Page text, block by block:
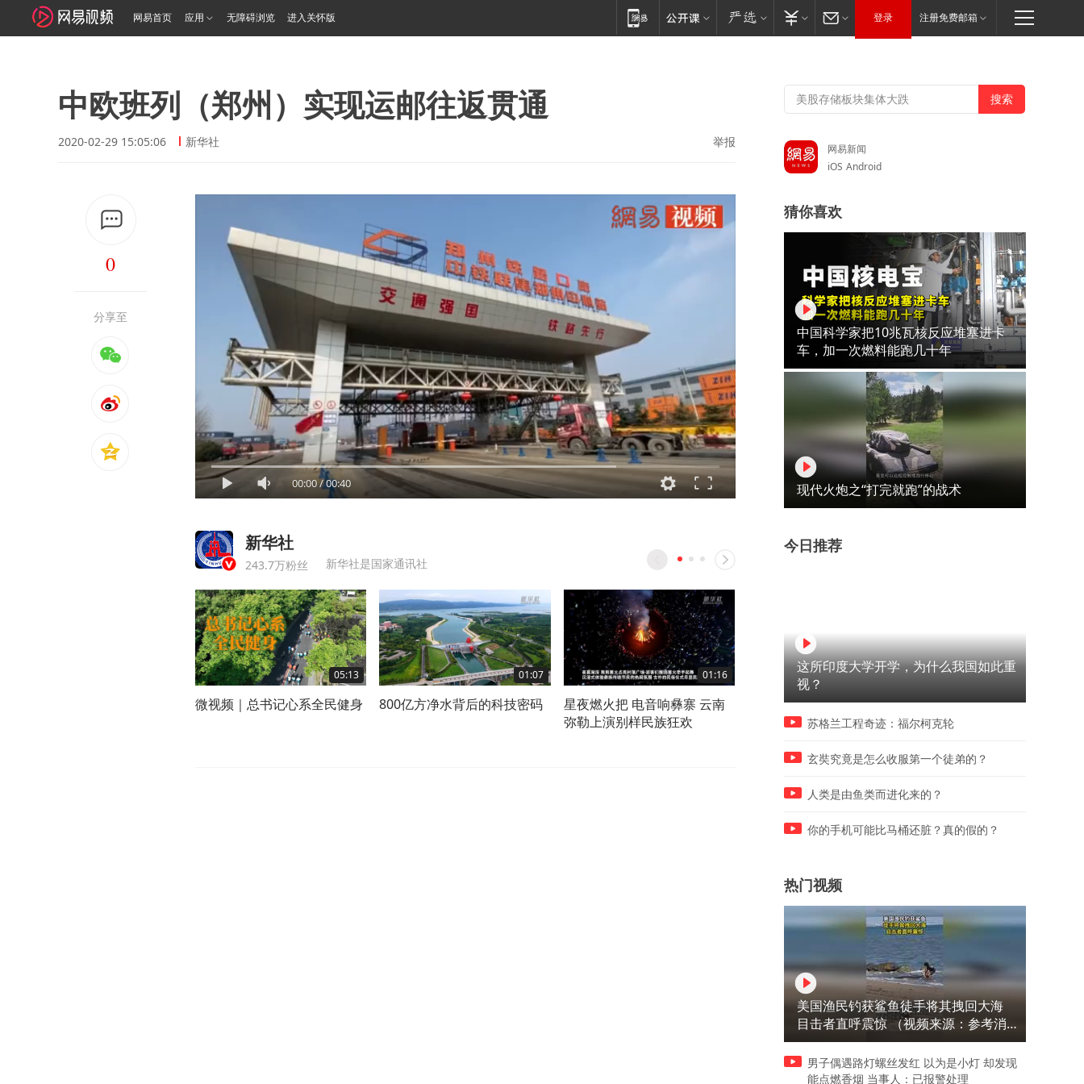
网易首页 应用 无障碍浏览 进入关怀版 登录 注册免费邮箱
中欧班列（郑州）实现运邮往返贯通
2020-02-29 15:05:06 新华社 举报
0
分享至
00:00/00:40
新华社
243.7万粉丝 新华社是国家通讯社
05:13
微视频｜总书记心系全民健身
01:07
800亿方净水背后的科技密码
01:16
星夜燃火把 电音响彝寨 云南
弥勒上演别样民族狂欢
00:43
枪击案后泰国政府拟推更严格
枪支管控方案
山东菏泽：着力打造长时储
产业高地
网易新闻
iOS Android
猜你喜欢
中国科学家把10兆瓦核反应堆塞进卡
车，加一次燃料能跑几十年
现代火炮之“打完就跑”的战术
今日推荐
这所印度大学开学，为什么我国如此重
视？
苏格兰工程奇迹：福尔柯克轮
玄奘究竟是怎么收服第一个徒弟的？
人类是由鱼类而进化来的？
你的手机可能比马桶还脏？真的假的？
热门视频
美国渔民钓获鲨鱼徒手将其拽回大海
目击者直呼震惊 （视频来源：参考消
息）
男子偶遇路灯螺丝发红 以为是小灯 却发现
能点燃香烟 当事人：已报警处理